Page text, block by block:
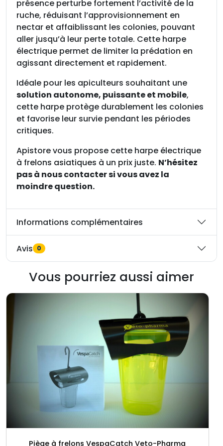
présence perturbe fortement l’activité de la
ruche, réduisant l’approvisionnement en
nectar et affaiblissant les colonies, pouvant
aller jusqu’à leur perte totale. Cette harpe
électrique permet de limiter la prédation en
agissant directement et rapidement.
Idéale pour les apiculteurs souhaitant une
solution autonome, puissante et mobile,
cette harpe protège durablement les colonies
et favorise leur survie pendant les périodes
critiques.
Apistore vous propose cette harpe électrique
à frelons asiatiques à un prix juste. N’hésitez
pas à nous contacter si vous avez la
moindre question.
Informations complémentaires
Avis 0
Vous pourriez aussi aimer
Piège à frelons VespaCatch Veto-Pharma